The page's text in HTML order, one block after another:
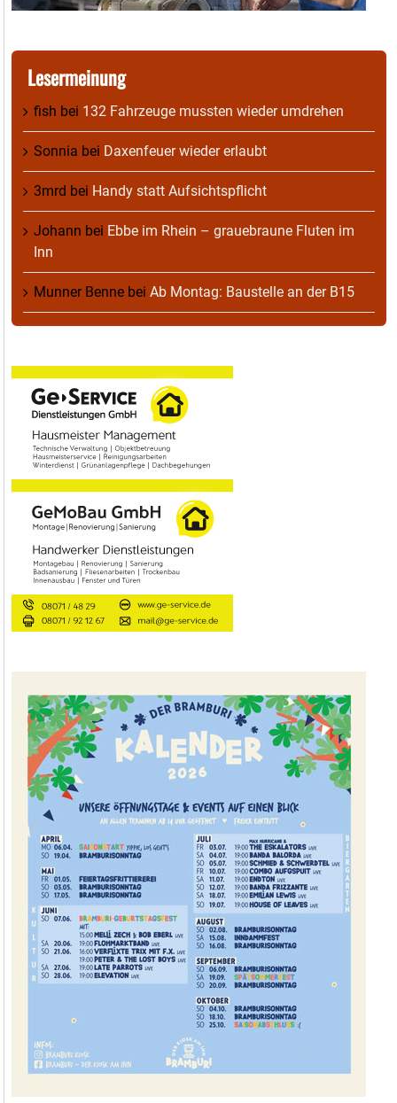
Lesermeinung
fish bei 132 Fahrzeuge mussten wieder umdrehen
Sonnia bei Daxenfeuer wieder erlaubt
3mrd bei Handy statt Aufsichtspflicht
Johann bei Ebbe im Rhein – grauebraune Fluten im
Inn
Munner Benne bei Ab Montag: Baustelle an der B15